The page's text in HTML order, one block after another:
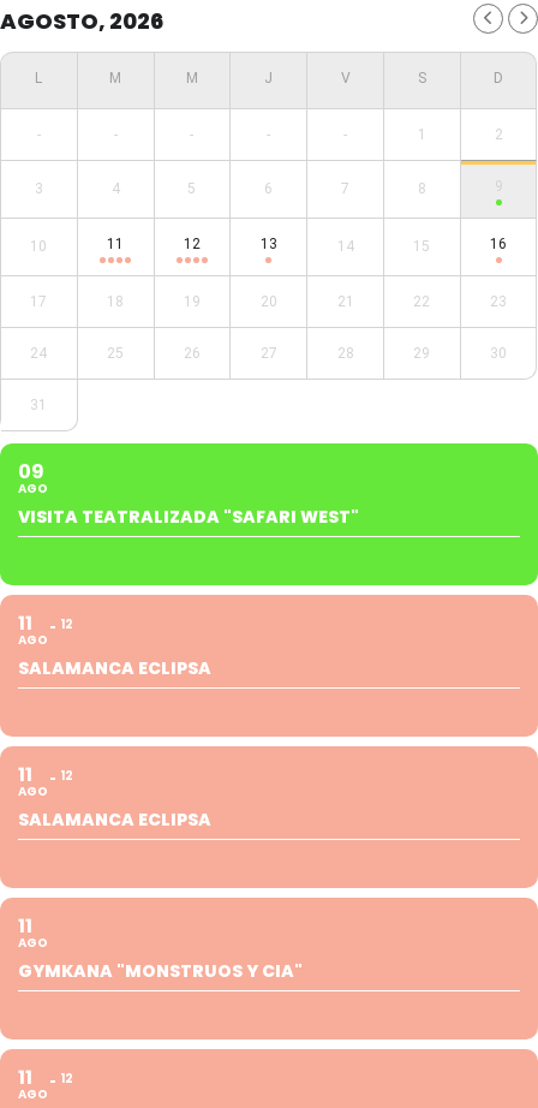
AGOSTO, 2026
- - - - - 1 2
3 4 5 6 7 8 9
10 11 12 13 14 15 16
17 18 19 20 21 22 23
24 25 26 27 28 29 30
31
09
AGO
VISITA TEATRALIZADA "SAFARI WEST"
11
AGO
12
SALAMANCA ECLIPSA
11
AGO
12
SALAMANCA ECLIPSA
11
AGO
GYMKANA "MONSTRUOS Y CIA"
11
AGO
12